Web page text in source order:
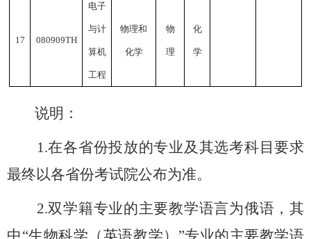
17 080909TH
电子
与计
算机
工程
物理和
化学
物
理
化
学
说明：
1.在各省份投放的专业及其选考科目要求
最终以各省份考试院公布为准。
2.双学籍专业的主要教学语言为俄语，其